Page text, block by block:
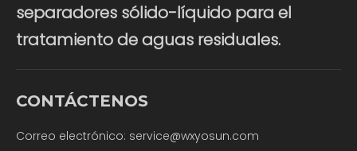
separadores sólido-líquido para el
tratamiento de aguas residuales.
CONTÁCTENOS
Correo electrónico: service@wxyosun.com